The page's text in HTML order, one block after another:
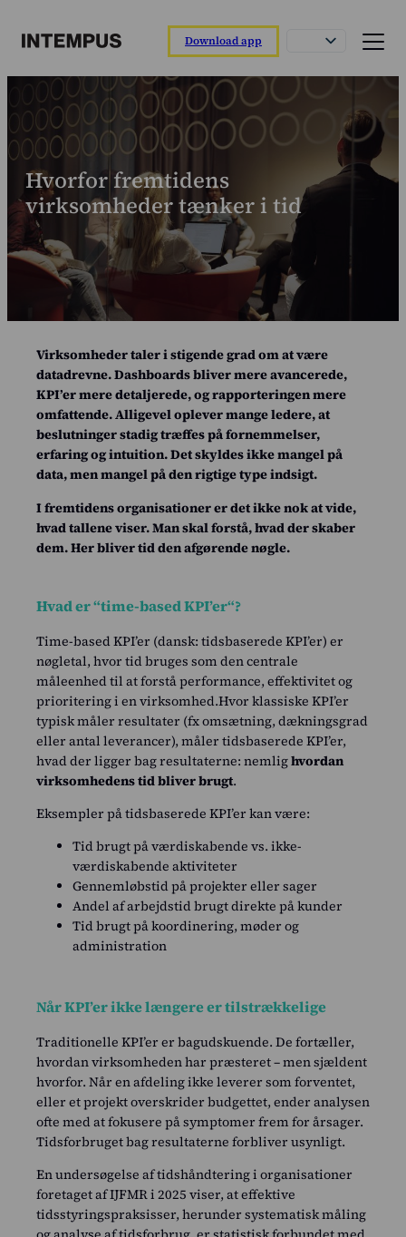
Download app
Funktioner
Intempus app
Registrer din dag direkte fra appen.
Intempus web
Overblik over rapporter og medarbejdere.
Intempus terminal
Nem registrering ved ankomst og afgang.
Integrationer
Tilslut til dit løn- eller ERP-system.
Funktionsoverblik
Læs om vores funktioner
Priser
Kundecases
Blog
Om os
Log ind
Intempus Web
Log ind på din konto
Intempus Admin
(Gammelt design)
Hvorfor fremtidens
virksomheder tænker i tid
Virksomheder taler i stigende grad om at være
datadrevne. Dashboards bliver mere avancerede,
KPI’er mere detaljerede, og rapporteringen mere
omfattende. Alligevel oplever mange ledere, at
beslutninger stadig træffes på fornemmelser,
erfaring og intuition. Det skyldes ikke mangel på
data, men mangel på den rigtige type indsigt.
I fremtidens organisationer er det ikke nok at vide,
hvad tallene viser. Man skal forstå, hvad der skaber
dem. Her bliver tid den afgørende nøgle.
Hvad er “time-based KPI’er“?
Time-based KPI’er (dansk: tidsbaserede KPI’er) er
nøgletal, hvor tid bruges som den centrale
måleenhed til at forstå performance, effektivitet og
prioritering i en virksomhed.Hvor klassiske KPI’er
typisk måler resultater (fx omsætning, dækningsgrad
eller antal leverancer), måler tidsbaserede KPI’er,
hvad der ligger bag resultaterne: nemlighvordan
virksomhedens tid bliver brugt.
Eksempler på tidsbaserede KPI’er kan være:
Tid brugt på værdiskabende vs. ikke-
værdiskabende aktiviteter
Gennemløbstid på projekter eller sager
Andel af arbejdstid brugt direkte på kunder
Tid brugt på koordinering, møder og
administration
Når KPI’er ikke længere er tilstrækkelige
Traditionelle KPI’er er bagudskuende. De fortæller,
hvordan virksomheden har præsteret – men sjældent
hvorfor. Når en afdeling ikke leverer som forventet,
eller et projekt overskrider budgettet, ender analysen
ofte med at fokusere på symptomer frem for årsager.
Tidsforbruget bag resultaterne forbliver usynligt.
En undersøgelse af tidshåndtering i organisationer
foretaget af IJFMR i 2025 viser, at effektive
tidsstyringspraksisser, herunder systematisk måling